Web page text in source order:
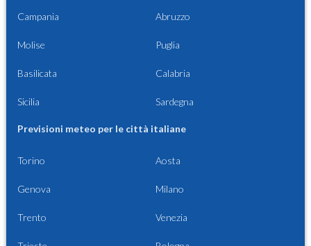
Campania Abruzzo
Molise Puglia
Basilicata Calabria
Sicilia Sardegna
Previsioni meteo per le città italiane
Torino Aosta
Genova Milano
Trento Venezia